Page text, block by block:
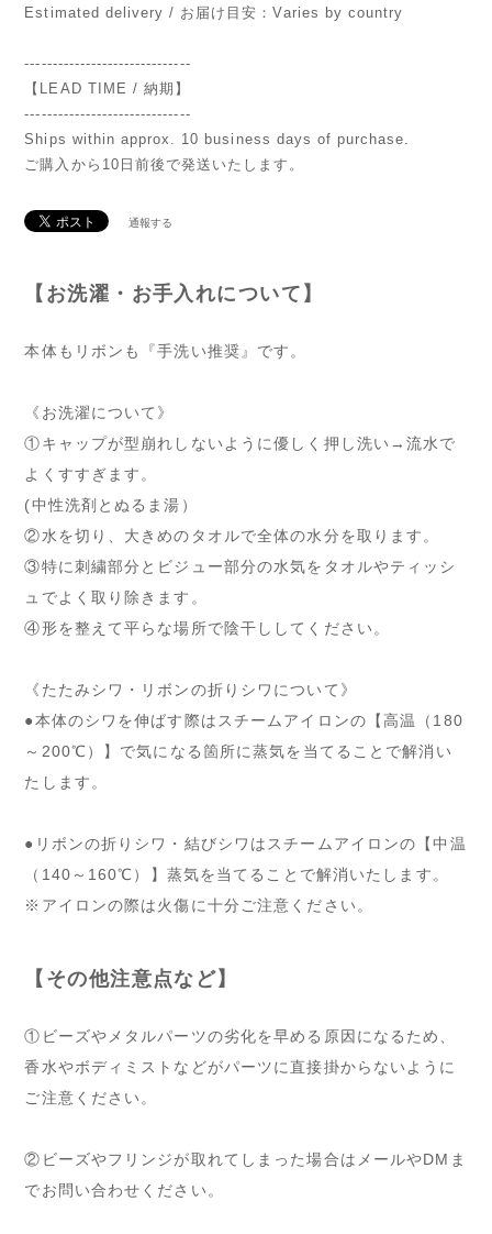
Estimated delivery / お届け目安：Varies by country
------------------------------
【LEAD TIME / 納期】
------------------------------
Ships within approx. 10 business days of purchase.
ご購入から10日前後で発送いたします。
通報する
【お洗濯・お手入れについて】
本体もリボンも『手洗い推奨』です。
《お洗濯について》
①キャップが型崩れしないように優しく押し洗い→流水で
よくすすぎます。
(中性洗剤とぬるま湯）
②水を切り、大きめのタオルで全体の水分を取ります。
③特に刺繍部分とビジュー部分の水気をタオルやティッシ
ュでよく取り除きます。
④形を整えて平らな場所で陰干ししてください。
《たたみシワ・リボンの折りシワについて》
●本体のシワを伸ばす際はスチームアイロンの【高温（180
～200℃）】で気になる箇所に蒸気を当てることで解消い
たします。
●リボンの折りシワ・結びシワはスチームアイロンの【中温
（140～160℃）】蒸気を当てることで解消いたします。
※アイロンの際は火傷に十分ご注意ください。
【その他注意点など】
①ビーズやメタルパーツの劣化を早める原因になるため、
香水やボディミストなどがパーツに直接掛からないように
ご注意ください。
②ビーズやフリンジが取れてしまった場合はメールやDMま
でお問い合わせください。